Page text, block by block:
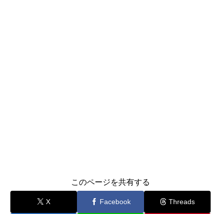
このページを共有する
X Facebook Threads